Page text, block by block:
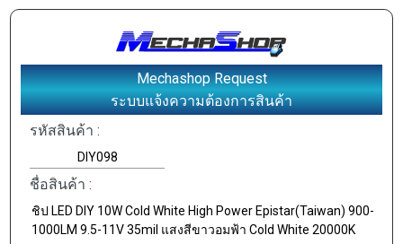
Mechashop Request
ระบบแจ้งความต้องการสินค้า
รหัสสินค้า :
ชื่อสินค้า :